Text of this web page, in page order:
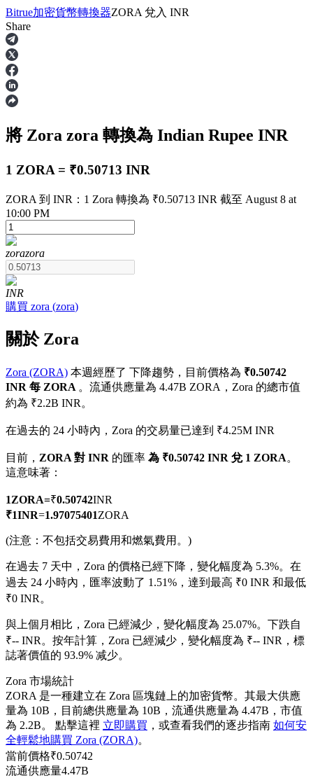
合約
多種以USDT結算的永續合約
幣本位永續
以數字貨幣為保證金的永續合約
TradFi
美股、外匯、貴金屬及大宗商品衍生性商品
USDC永續
Bitrue加密貨幣轉換器ZORA 兌入 INR
Share
將 Zora zora 轉換為 Indian Rupee INR
1 ZORA = ₹0.50713 INR
ZORA 到 INR：1 Zora 轉換為 ₹0.50713 INR 截至 August 8 at
10:00 PM
zorazora
INR
購買 zora (zora)
關於 Zora
Zora (ZORA) 本週經歷了 下降趨勢，目前價格為 ₹0.50742
INR 每 ZORA 。流通供應量為 4.47B ZORA，Zora 的總市值
約為 ₹2.2B INR。
在過去的 24 小時內，Zora 的交易量已達到 ₹4.25M INR
目前， ZORA 對 INR 的匯率 為 ₹0.50742 INR 兌 1 ZORA。
這意味著：
1ZORA=₹0.50742INR
₹1INR=1.97075401ZORA
(注意：不包括交易費用和燃氣費用。)
在過去 7 天中，Zora 的價格已經下降，變化幅度為 5.3%。 在
過去 24 小時內，匯率波動了 1.51%，達到最高 ₹0 INR 和最低
₹0 INR。
與上個月相比，Zora 已經減少，變化幅度為 25.07%。下跌自
₹-- INR。 按年計算，Zora 已經減少，變化幅度為 ₹-- INR，標
誌著價值的 93.9% 减少。
Zora 市場統計
ZORA 是一種建立在 Zora 區塊鏈上的加密貨幣。其最大供應
量為 10B，目前總供應量為 10B，流通供應量為 4.47B，市值
為 2.2B。 點擊這裡 立即購買 ，或查看我們的逐步指南 如何安
全輕鬆地購買 Zora (ZORA)。
當前價格₹0.50742
流通供應量4.47B